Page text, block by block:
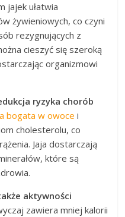
jajek ułatwia
żywieniowych, co czyni
rezygnujących z
cieszyć się szeroką
organizmowi
ryzyka chorób
bogata w owoce i
cholesterolu, co
Jaja dostarczają
które są
aktywności
zawiera mniej kalorii